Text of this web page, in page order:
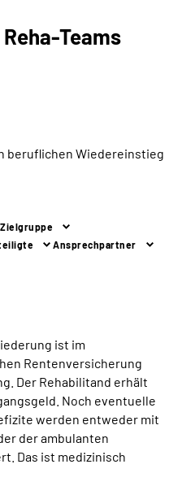
(DGS)
Teams
beruflichen Wiedereinstieg
Ansprechpartner
ist im
Rentenversicherung
Der Rehabilitand erhält
Noch eventuelle
werden entweder mit
der ambulanten
Das ist medizinisch